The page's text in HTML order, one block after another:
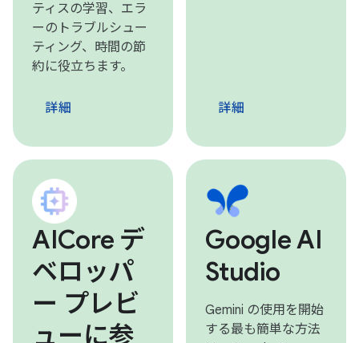
ティスの学習、エラ
ーのトラブルシュー
ティング、時間の節
約に役立ちます。
詳細 詳細
AICore デ
ベロッパ
ー プレビ
ューに参
Google AI
Studio
Gemini の使用を開始
する最も簡単な方法